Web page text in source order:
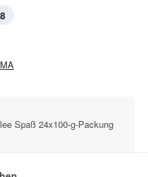
Spaß 24x100-g-Packung